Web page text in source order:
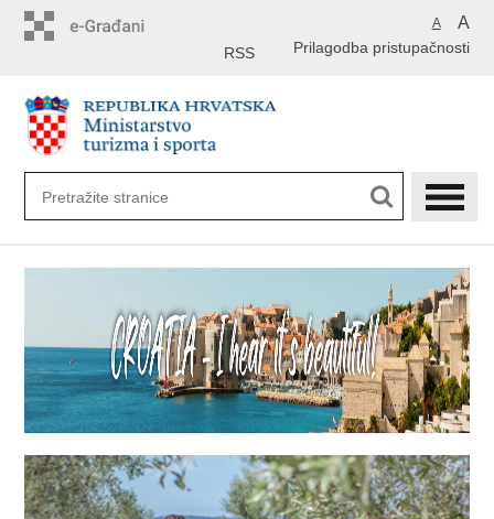
A A
Prilagodba pristupačnosti
RSS